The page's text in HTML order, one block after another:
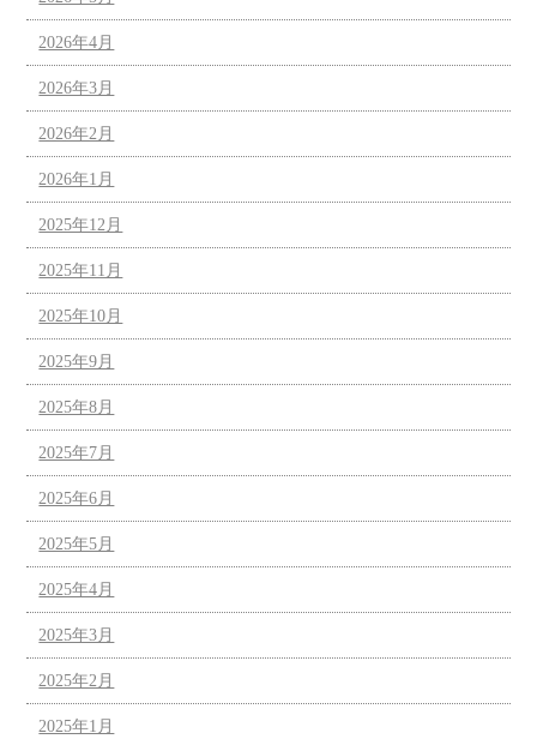
2026年4月
2026年3月
2026年2月
2026年1月
2025年12月
2025年11月
2025年10月
2025年9月
2025年8月
2025年7月
2025年6月
2025年5月
2025年4月
2025年3月
2025年2月
2025年1月